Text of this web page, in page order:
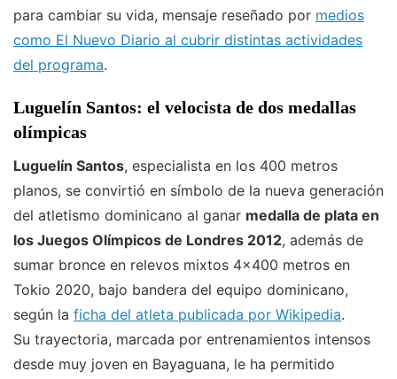
para cambiar su vida, mensaje reseñado por medios
como El Nuevo Diario al cubrir distintas actividades
del programa.
Luguelín Santos: el velocista de dos medallas
olímpicas
Luguelín Santos, especialista en los 400 metros
planos, se convirtió en símbolo de la nueva generación
del atletismo dominicano al ganar medalla de plata en
los Juegos Olímpicos de Londres 2012, además de
sumar bronce en relevos mixtos 4×400 metros en
Tokio 2020, bajo bandera del equipo dominicano,
según la ficha del atleta publicada por Wikipedia.
Su trayectoria, marcada por entrenamientos intensos
desde muy joven en Bayaguana, le ha permitido